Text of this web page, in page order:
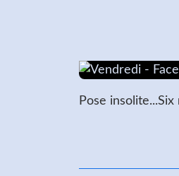
Pose